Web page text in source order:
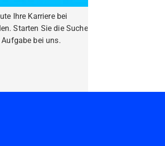
Ihre Karriere bei
Starten Sie die Suche
bei uns.